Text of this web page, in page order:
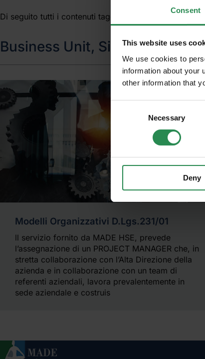
Consent
This website uses
We use cookies to
information about your
other information that
Necessary
Deny
Di seguito tutti i contenuti taggati con:
Business Unit, Sicurezza,
Modelli Organizzativi D.Lgs.231/01
ll servizio fornito da MADE HSE, prevede
l’assegnazione di un PROJECT MANAGER che, in
stretta collaborazione con l’Alta Direzione della
azienda e in collaborazione con un team di
referenti aziendali, lavora prevalentemente in
sede aziendale e costruis
Unisciti al
MadeHSE
Iscriviti alla newsletter
contenuti tecnici e
obblighi, modifiche,
tecnico e legislativo
ISCRIVITI